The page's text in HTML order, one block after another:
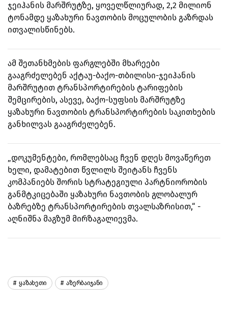
ჯეიჰანის მარშრუტზე, ყოველწლიურად, 2,2 მილიონ
ტონამდე ყაზახური ნავთობის მოცულობის გაზრდას
ითვალისწინებს.
ამ შეთანხმების ფარგლებში მხარეები
გააგრძელებენ აქტაუ-ბაქო-თბილისი-ჯეიჰანის
მარშრუტით ტრანსპორტირების ტარიფების
შემცირების, ასევე, ბაქო-სუფსის მარშრუტზე
ყაზახური ნავთობის ტრანსპორტირების საკითხების
განხილვას გააგრძელებენ.
„დოკუმენტები, რომლებსაც ჩვენ დღეს მოვაწერეთ
ხელი, დამატებით წვლილს შეიტანს ჩვენს
კომპანიებს შორის სტრატეგიული პარტნიორობის
განმტკიცებაში ყაზახური ნავთობის გლობალურ
ბაზრებზე ტრანსპორტირების თვალსაზრისით,“ -
აღნიშნა მაგზუმ მირზაგალიევმა.
Ყაზახეთი Აზერბაიჯანი